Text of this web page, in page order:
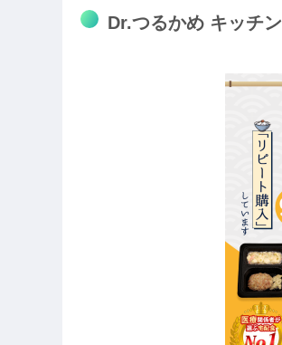
Dr.つるかめ キッチン